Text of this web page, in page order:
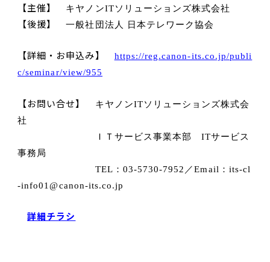
【主催】
キヤノンITソリューションズ株式会社
【後援】一般社団法人 日本テレワーク協会
【詳細・お申込み】
https://reg.canon-its.co.jp/publi
c/seminar/view/955
【お問い合せ】 キヤノンITソリューションズ株式会
社
ＩＴサービス事業本部ITサービス
事務局
TEL ： 03-5730-7952 ／Email ： its-cl
-info01@canon-its.co.jp
詳細チラシ